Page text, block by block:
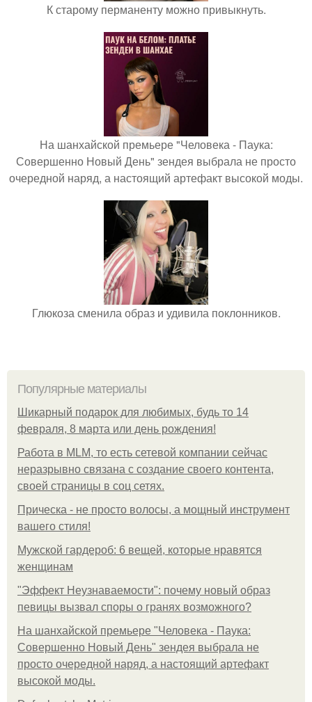
К старому перманенту можно привыкнуть.
На шанхайской премьере "Человека - Паука:
Совершенно Новый День" зендея выбрала не просто
очередной наряд, а настоящий артефакт высокой моды.
Глюкоза сменила образ и удивила поклонников.
Популярные материалы
Шикарный подарок для любимых, будь то 14
февраля, 8 марта или день рождения!
Работа в MLM, то есть сетевой компании сейчас
неразрывно связана с создание своего контента,
своей страницы в соц сетях.
Прическа - не просто волосы, а мощный инструмент
вашего стиля!
Мужской гардероб: 6 вещей, которые нравятся
женщинам
"Эффект Неузнаваемости": почему новый образ
певицы вызвал споры о гранях возможного?
На шанхайской премьере "Человека - Паука:
Совершенно Новый День" зендея выбрала не
просто очередной наряд, а настоящий артефакт
высокой моды.